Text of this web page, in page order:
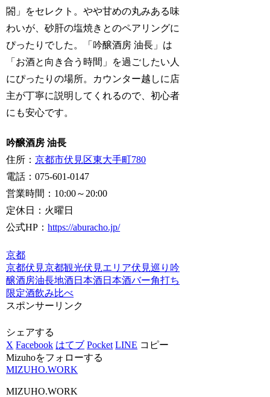
閤」をセレクト。やや甘めの丸みある味
わいが、砂肝の塩焼きとのペアリングに
ぴったりでした。「吟醸酒房 油長」は
「お酒と向き合う時間」を過ごしたい人
にぴったりの場所。カウンター越しに店
主が丁寧に説明してくれるので、初心者
にも安心です。
吟醸酒房 油長
住所：京都市伏見区東大手町780
電話：075-601-0147
営業時間：10:00～20:00
定休日：火曜日
公式HP：https://aburacho.jp/
京都
京都伏見京都観光伏見エリア伏見巡り 吟
醸酒房油長地酒日本酒日本酒バー角打ち
限定酒飲み比べ
スポンサーリンク
シェアする
X Facebook はてブ Pocket LINE コピー
Mizuhoをフォローする
MIZUHO.WORK
MIZUHO.WORK